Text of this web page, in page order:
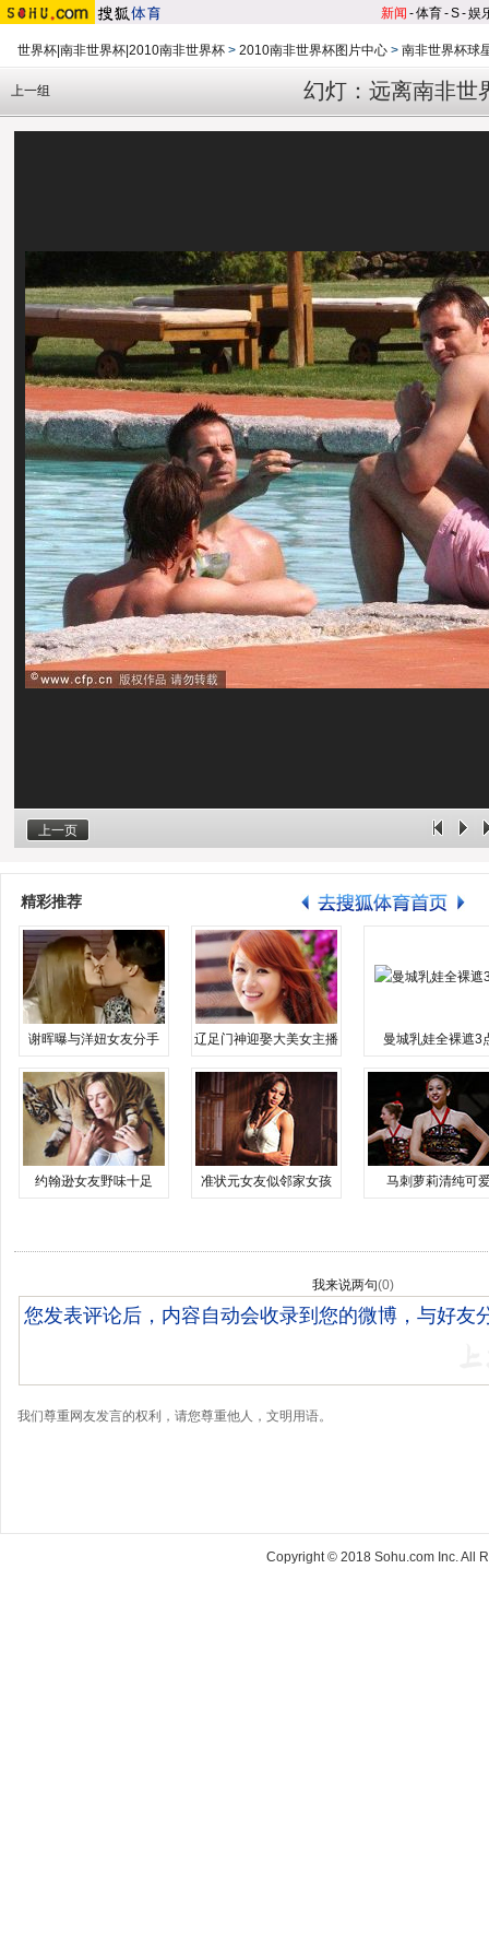
新闻 -体育-S-娱
世界杯|南非世界杯|2010南非世界杯 > 2010南非世界杯图片中心 > 南非世界杯球
幻灯：远离南非世
上一组
上一页
精彩推荐
谢晖曝与洋妞女友分手 辽足门神迎娶大美女主播 曼城乳娃全裸遮3
约翰逊女友野味十足 准状元女友似邻家女孩 马刺萝莉清纯可
我来说两句(0)
我们尊重网友发言的权利，请您尊重他人，文明用语。
Copyright © 2018 Sohu.com Inc. All